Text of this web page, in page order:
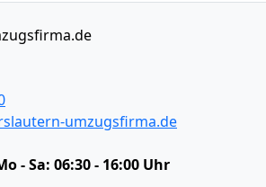
umzugsfirma.de
- Sa: 06:30 - 16:00 Uhr